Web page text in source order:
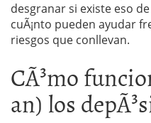
desgranar si existe eso
cuÃ¡nto pueden ayudar
riesgos que conllevan.
CÃ³mo
an) los